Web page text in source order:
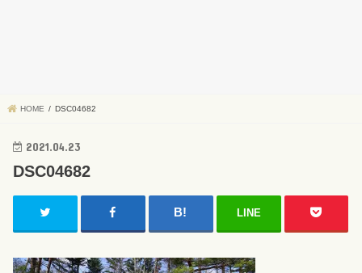
HOME DSC04682
2021.04.23
DSC04682
LINE